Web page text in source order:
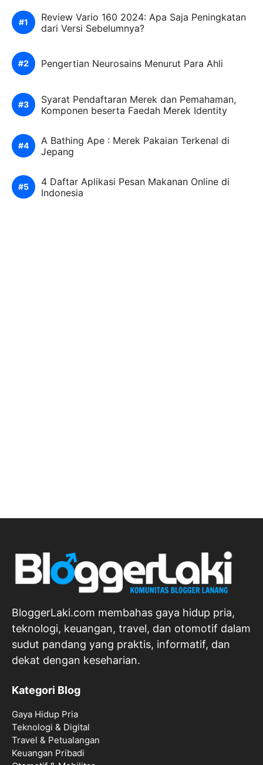
Review Vario 160 2024: Apa Saja Peningkatan
dari Versi Sebelumnya?
Pengertian Neurosains Menurut Para Ahli
Syarat Pendaftaran Merek dan Pemahaman,
Komponen beserta Faedah Merek Identity
A Bathing Ape : Merek Pakaian Terkenal di
Jepang
4 Daftar Aplikasi Pesan Makanan Online di
Indonesia
BloggerLaki.com membahas gaya hidup pria,
teknologi, keuangan, travel, dan otomotif dalam
sudut pandang yang praktis, informatif, dan
dekat dengan keseharian.
Kategori Blog
Gaya Hidup Pria
Teknologi & Digital
Travel & Petualangan
Keuangan Pribadi